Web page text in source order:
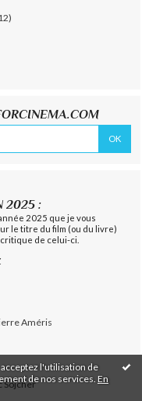
l'utilisation de
de nos services. En
2025 :
2025 que je vous
le titre du film (ou du livre)
de celui-ci.
Améris
Sojcher